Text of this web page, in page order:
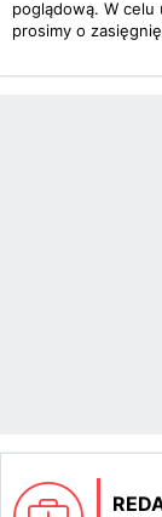
poglądową. W celu
prosimy o